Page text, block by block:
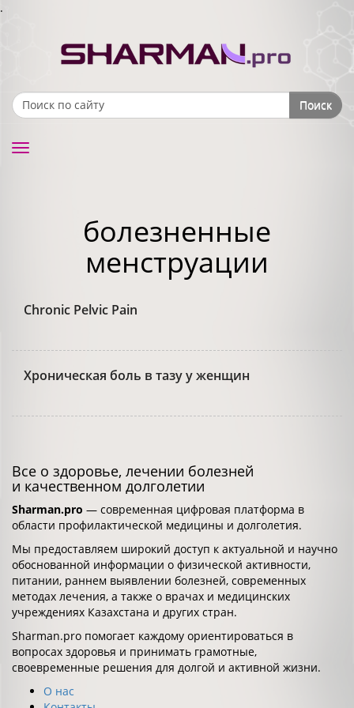
.
Search form Поиск
Toggle
болезненные
менструации
Chronic Pelvic Pain
Хроническая боль в тазу у женщин
Все о здоровье, лечении болезней
и качественном долголетии
Sharman.pro — современная цифровая платформа в
области профилактической медицины и долголетия.
Мы предоставляем широкий доступ к актуальной и научно
обоснованной информации о физической активности,
питании, раннем выявлении болезней, современных
методах лечения, а также о врачах и медицинских
учреждениях Казахстана и других стран.
Sharman.pro помогает каждому ориентироваться в
вопросах здоровья и принимать грамотные,
своевременные решения для долгой и активной жизни.
О нас